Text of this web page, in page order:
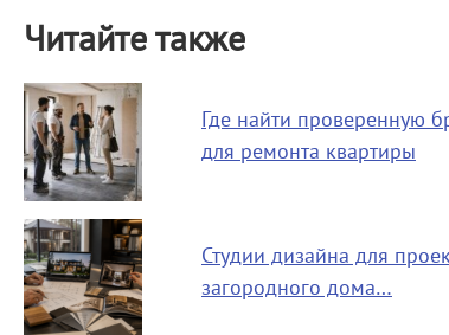
Читайте также
Где найти проверенную
для ремонта квартиры
Студии дизайна для
загородного дома…